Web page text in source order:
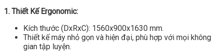
1. Thiết Kế Ergonomic:
Kích thước (DxRxC): 1560x900x1630 mm.
Thiết kế máy nhỏ gọn và hiện đại, phù hợp với mọi không
gian tập luyện.